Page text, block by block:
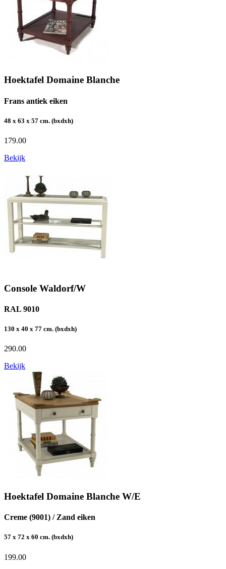
Hoektafel Domaine Blanche
Frans antiek eiken
48 x 63 x 57 cm. (bxdxh)
179.00
Bekijk
Console Waldorf/W
RAL 9010
130 x 40 x 77 cm. (bxdxh)
290.00
Bekijk
Hoektafel Domaine Blanche W/E
Creme (9001) / Zand eiken
57 x 72 x 60 cm. (bxdxh)
199.00